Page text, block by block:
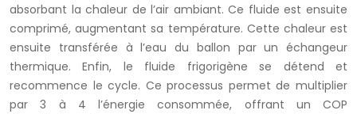
absorbant la chaleur de l’air ambiant. Ce fluide est ensuite
comprimé, augmentant sa température. Cette chaleur est
ensuite transférée à l’eau du ballon par un échangeur
thermique. Enfin, le fluide frigorigène se détend et
recommence le cycle. Ce processus permet de multiplier
par 3 à 4 l’énergie consommée, offrant un COP